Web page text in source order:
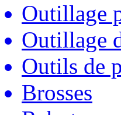
Outillage
Outillage
Outils de
Brosses